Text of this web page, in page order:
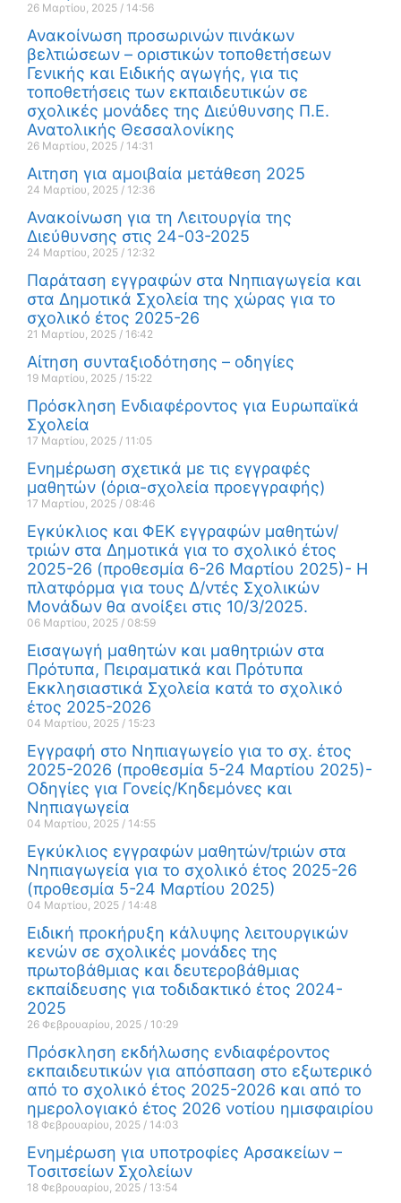
26 Μαρτίου, 2025 14:56
Ανακοίνωση προσωρινών πινάκων
βελτιώσεων – οριστικών τοποθετήσεων
Γενικής και Ειδικής αγωγής, για τις
τοποθετήσεις των εκπαιδευτικών σε
σχολικές μονάδες της Διεύθυνσης Π.Ε.
Ανατολικής Θεσσαλονίκης
26 Μαρτίου, 2025 14:31
Αιτηση για αμοιβαία μετάθεση 2025
24 Μαρτίου, 2025 12:36
Ανακοίνωση για τη Λειτουργία της
Διεύθυνσης στις 24-03-2025
24 Μαρτίου, 2025 12:32
Παράταση εγγραφών στα Νηπιαγωγεία και
στα Δημοτικά Σχολεία της χώρας για το
σχολικό έτος 2025-26
21 Μαρτίου, 2025 16:42
Αίτηση συνταξιοδότησης – οδηγίες
19 Μαρτίου, 2025 15:22
Πρόσκληση Ενδιαφέροντος για Ευρωπαϊκά
Σχολεία
17 Μαρτίου, 2025 11:05
Ενημέρωση σχετικά με τις εγγραφές
μαθητών (όρια-σχολεία προεγγραφής)
17 Μαρτίου, 2025 08:46
Εγκύκλιος και ΦΕΚ εγγραφών μαθητών/
τριών στα Δημοτικά για το σχολικό έτος
2025-26 (προθεσμία 6-26 Μαρτίου 2025)- Η
πλατφόρμα για τους Δ/ντές Σχολικών
Μονάδων θα ανοίξει στις 10/3/2025.
06 Μαρτίου, 2025 08:59
Εισαγωγή μαθητών και μαθητριών στα
Πρότυπα, Πειραματικά και Πρότυπα
Εκκλησιαστικά Σχολεία κατά το σχολικό
έτος 2025-2026
04 Μαρτίου, 2025 15:23
Εγγραφή στο Νηπιαγωγείο για το σχ. έτος
2025-2026 (προθεσμία 5-24 Μαρτίου 2025)-
Οδηγίες για Γονείς/Κηδεμόνες και
Νηπιαγωγεία
04 Μαρτίου, 2025 14:55
Εγκύκλιος εγγραφών μαθητών/τριών στα
Νηπιαγωγεία για το σχολικό έτος 2025-26
(προθεσμία 5-24 Μαρτίου 2025)
04 Μαρτίου, 2025 14:48
Ειδική προκήρυξη κάλυψης λειτουργικών
κενών σε σχολικές μονάδες της
πρωτοβάθμιας και δευτεροβάθμιας
εκπαίδευσης για τοδιδακτικό έτος 2024-
2025
26 Φεβρουαρίου, 2025 10:29
Πρόσκληση εκδήλωσης ενδιαφέροντος
εκπαιδευτικών για απόσπαση στο εξωτερικό
από το σχολικό έτος 2025-2026 και από το
ημερολογιακό έτος 2026 νοτίου ημισφαιρίου
18 Φεβρουαρίου, 2025 14:03
Ενημέρωση για υποτροφίες Αρσακείων –
Τοσιτσείων Σχολείων
18 Φεβρουαρίου, 2025 13:54